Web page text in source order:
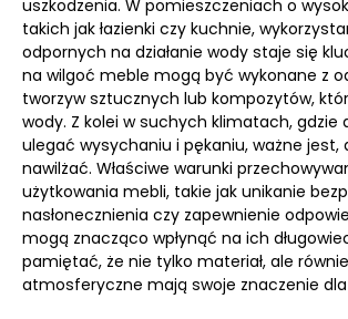
uszkodzenia. W pomieszczeniach o
takich jak łazienki czy kuchnie,
odpornych na działanie wody staje się
na wilgoć meble mogą być wykonane z
tworzyw sztucznych lub kompozytów,
wody. Z kolei w suchych klimatach, gdzie
ulegać wysychaniu i pękaniu, ważne jest,
nawilżać. Właściwe warunki
użytkowania mebli, takie jak unikanie
nasłonecznienia czy zapewnienie
mogą znacząco wpłynąć na ich
pamiętać, że nie tylko materiał, ale
atmosferyczne mają swoje znaczenie